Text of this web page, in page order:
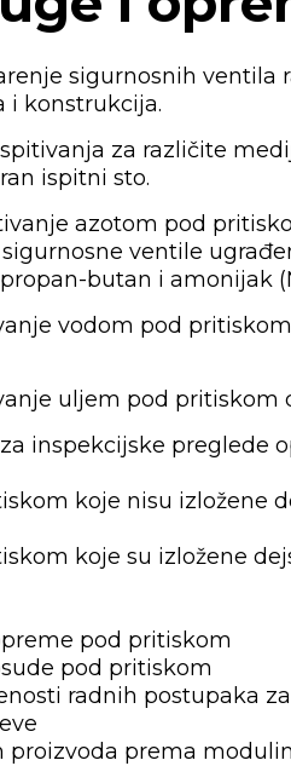
sigurnosnih ventila
i konstrukcija.
za različite
ispitni sto.
azotom pod
ventile
butan i amonijak
vodom pod pritiskom
uljem pod pritiskom
inspekcijske preglede
koje nisu izložene
koje su izložene
pod pritiskom
pod pritiskom
radnih postupaka za
proizvoda prema